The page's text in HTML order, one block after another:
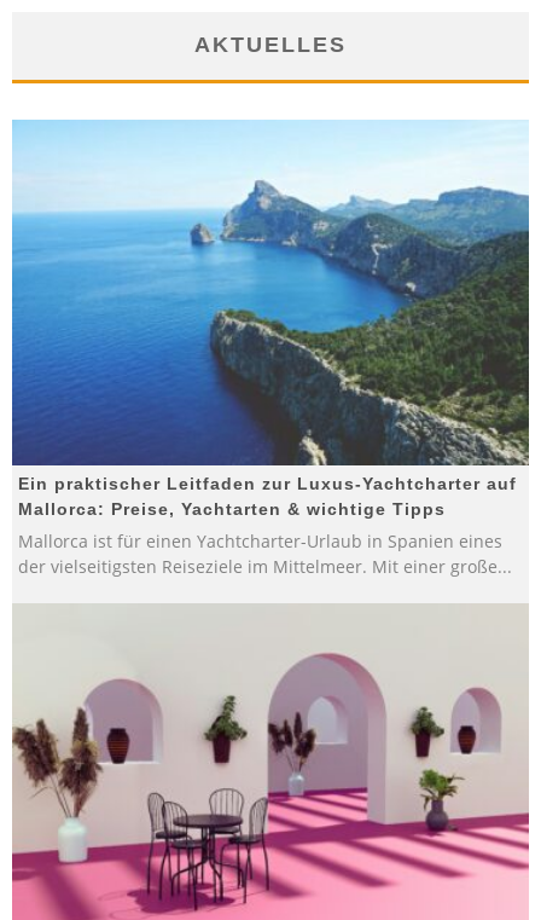
AKTUELLES
Ein praktischer Leitfaden zur Luxus-Yachtcharter auf
Mallorca: Preise, Yachtarten & wichtige Tipps
Mallorca ist für einen Yachtcharter-Urlaub in Spanien eines
der vielseitigsten Reiseziele im Mittelmeer. Mit einer große...